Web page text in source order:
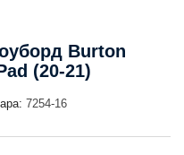
Burton
(20-21)
7254-16